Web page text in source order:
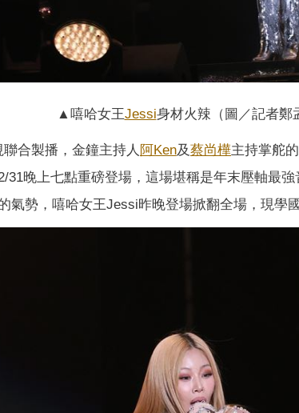
▲嘻哈女王Jessi身材火辣（圖／記者鄭
合製播，金鐘主持人 阿Ken及蔡尚樺主持掌舵
31晚上七點重磅登場，這場堪稱是年末壓軸最
氣勢，嘻哈女王Jessi昨晚登場掀翻全場，現學